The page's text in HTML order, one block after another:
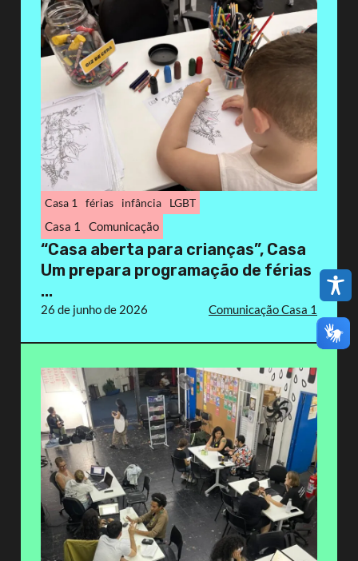
Casa 1 férias infância LGBT
Casa 1 Comunicação
“Casa aberta para crianças”, Casa
Um prepara programação de férias
...
26 de junho de 2026 Comunicação Casa 1